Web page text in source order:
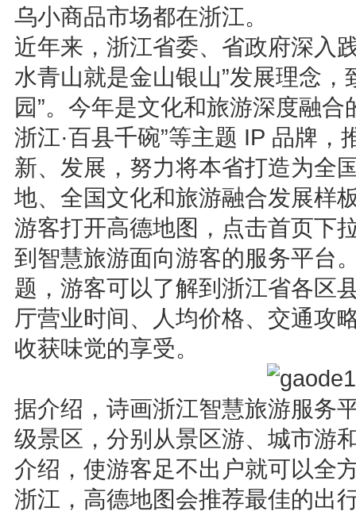
乌小商品市场都在浙江。
近年来，浙江省委、省政府深入
水青山就是金山银山”发展理念
园”。今年是文化和旅游深度融
浙江·百县千碗”等主题 IP 品牌
新、发展，努力将本省打造为全
地、全国文化和旅游融合发展样
游客打开高德地图，点击首页下
到智慧旅游面向游客的服务平台
题，游客可以了解到浙江省各区
厅营业时间、人均价格、交通攻
收获味觉的享受。
据介绍，诗画浙江智慧旅游服务
级景区，分别从景区游、城市游
介绍，使游客足不出户就可以全
浙江，高德地图会推荐最佳的出